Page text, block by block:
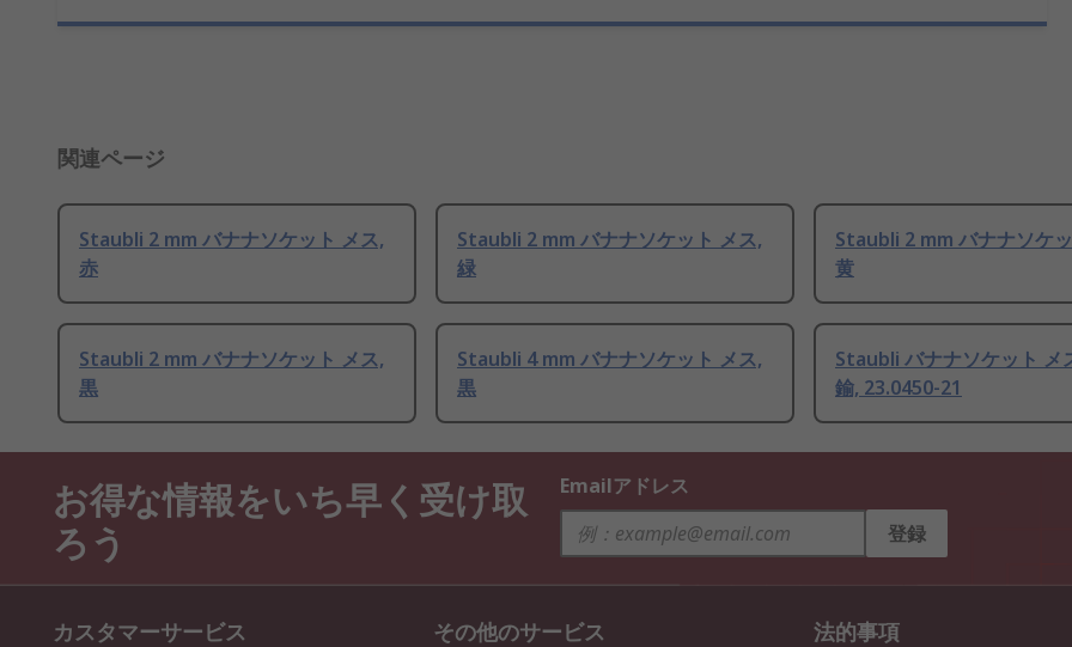
関連ページ
Staubli 2 mm バナナソケット メス,
赤
Staubli 2 mm バナナソケット メス,
緑
Staubli 2 mm バナナソケ
黄
Staubli 2 mm バナナソケット メス,
黒
Staubli 4 mm バナナソケット メス,
黒
Staubli バナナソケット メ
鍮, 23.0450-21
お得な情報をいち早く受け取
ろう
Emailアドレス
登録
カスタマーサービス その他のサービス 法的事項